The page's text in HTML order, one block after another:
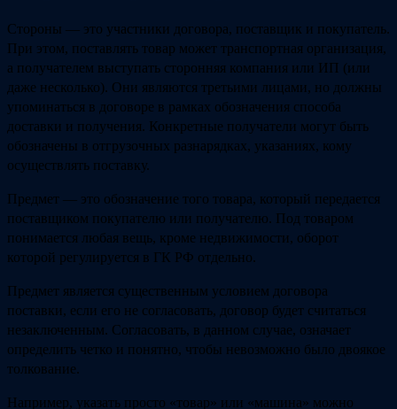
Стороны — это участники договора, поставщик и покупатель.
При этом, поставлять товар может транспортная организация,
а получателем выступать сторонняя компания или ИП (или
даже несколько). Они являются третьими лицами, но должны
упоминаться в договоре в рамках обозначения способа
доставки и получения. Конкретные получатели могут быть
обозначены в отгрузочных разнарядках, указаниях, кому
осуществлять поставку.
Предмет — это обозначение того товара, который передается
поставщиком покупателю или получателю. Под товаром
понимается любая вещь, кроме недвижимости, оборот
которой регулируется в ГК РФ отдельно.
Предмет является существенным условием договора
поставки, если его не согласовать, договор будет считаться
незаключенным. Согласовать, в данном случае, означает
определить четко и понятно, чтобы невозможно было двоякое
толкование.
Например, указать просто «товар» или «машина» можно